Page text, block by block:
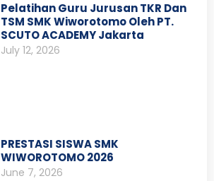
Pelatihan Guru Jurusan TKR Dan
TSM SMK Wiworotomo Oleh PT.
SCUTO ACADEMY Jakarta
July 12, 2026
PRESTASI SISWA SMK
WIWOROTOMO 2026
June 7, 2026